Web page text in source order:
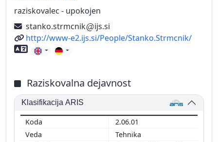
raziskovalec - upokojen
stanko.strmcnik
ijs.si
Spletni naslov
http://www-e2.ijs.si/People/Stanko.Strmcnik/
Znanje tujih jezikov
Raziskovalna dejavnost
Klasifikacija ARIS
2.06.01
Tehnika